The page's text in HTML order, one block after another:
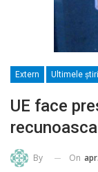
Extern Ultimele ştiri
UE face
By On